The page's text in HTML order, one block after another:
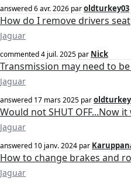
answered6 avr. 2026 paroldturkey03
How do I remove drivers seat
Jaguar
commented4 juil. 2025 par Nick
Transmission may need to
Jaguar
answered 17 mars 2025 par
Would not SHUT OFF...Now it
Jaguar
answered 10 janv. 2024 par
How to change brakes and
Jaguar